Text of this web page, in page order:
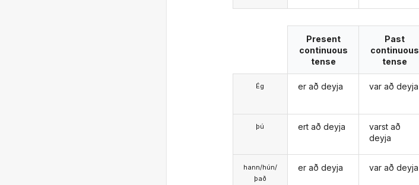
Ég
þú
hann/hún/
það
Present
continuous
tense
er að deyja
ert að deyja
er að deyja
Past
continuous
tense
var að deyja
varst að
deyja
var að deyja